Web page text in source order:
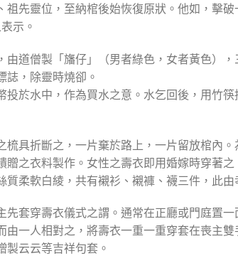
先靈位，至納棺後始恢復原狀。他如，擊
示。
道僧製「旛仔」（男者綠色，女者黃色）
誌，除靈時燒卻。
於水中，作為買水之意。水乞回後，用竹
具折斷之，一片棄於路上，一片留放棺內
之衣料製作。女性之壽衣即用婚嫁時穿著
柔軟白綾，共有襯衫、襯褲、襪三件，此由
套穿壽衣儀式之謂。通常在正廳或門庭置
一人相對之，將壽衣一重一重穿套在喪主
製云云等吉祥句套。